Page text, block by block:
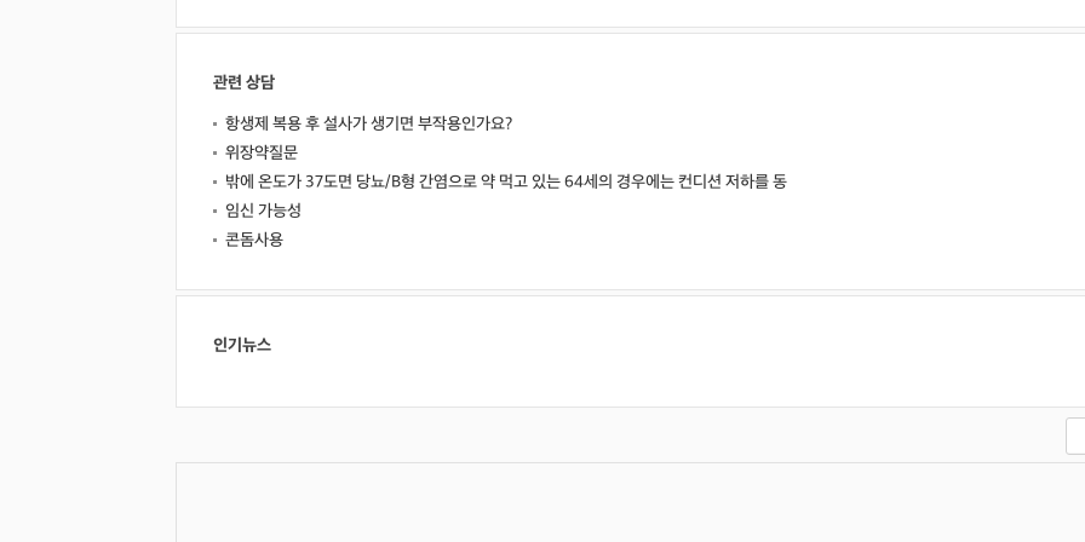
관련 상담
항생제 복용 후 설사가 생기면 부작용인가요?
위장약질문
밖에 온도가 37도면 당뇨/B형 간염으로 약 먹고 있는 64세의 경우에는 컨디션 저하를 동
임신 가능성
콘돔사용
인기뉴스